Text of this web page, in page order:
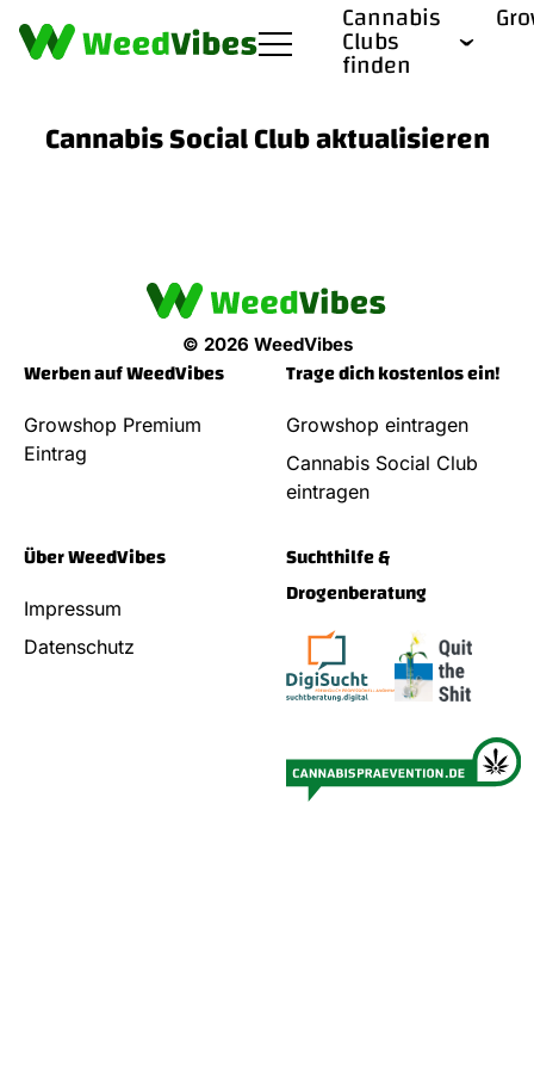
Cannabis
Clubs
finden
Cannabis Social Club aktualisieren
© 2026 WeedVibes
Werben auf WeedVibes
Growshop Premium
Eintrag
Trage dich kostenlos ein!
Growshop eintragen
Cannabis Social Club
eintragen
Über WeedVibes
Impressum
Datenschutz
Suchthilfe &
Drogenberatung